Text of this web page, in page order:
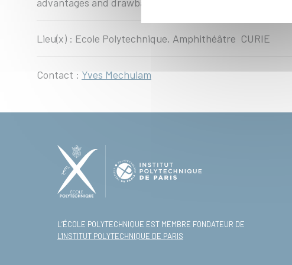
Lieu(x) : Ecole Polytechnique, Amphithéâtre CURIE
Contact : Yves Mechulam
L’ÉCOLE POLYTECHNIQUE EST MEMBRE FONDATEUR DE
L'INSTITUT POLYTECHNIQUE DE PARIS